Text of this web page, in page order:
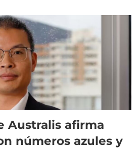
Australis afirma
números azules y